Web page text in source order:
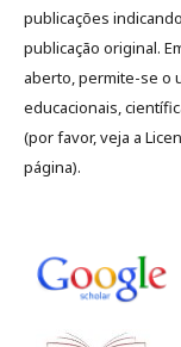
publicações
publicação original.
aberto, permite-se o
educacionais,
(por favor, veja a
página).